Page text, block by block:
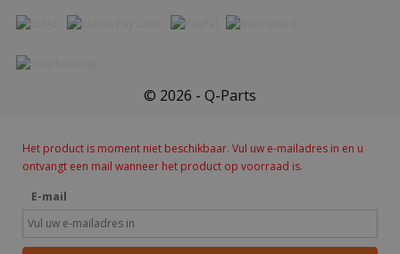
© 2026 - Q-Parts
Het product is moment niet beschikbaar. Vul uw e-mailadres in en u
ontvangt een mail wanneer het product op voorraad is.
E-mail